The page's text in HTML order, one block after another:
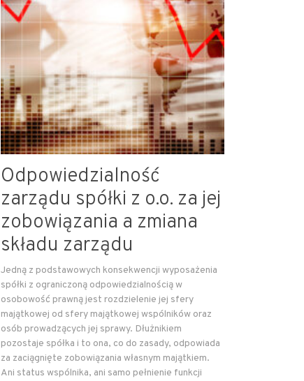
Odpowiedzialność
zarządu spółki z o.o. za jej
zobowiązania a zmiana
składu zarządu
Jedną z podstawowych konsekwencji wyposażenia
spółki z ograniczoną odpowiedzialnością w
osobowość prawną jest rozdzielenie jej sfery
majątkowej od sfery majątkowej wspólników oraz
osób prowadzących jej sprawy. Dłużnikiem
pozostaje spółka i to ona, co do zasady, odpowiada
za zaciągnięte zobowiązania własnym majątkiem.
Ani status wspólnika, ani samo pełnienie funkcji